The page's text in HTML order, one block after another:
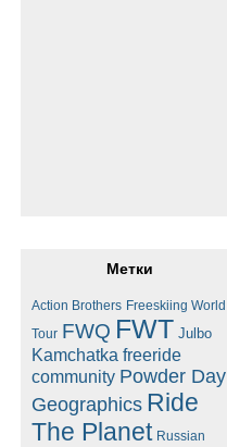
Метки
Action Brothers Freeskiing World
Tour FWQ FWT Julbo
Kamchatka freeride
community Powder Day
Geographics Ride
The Planet Russian